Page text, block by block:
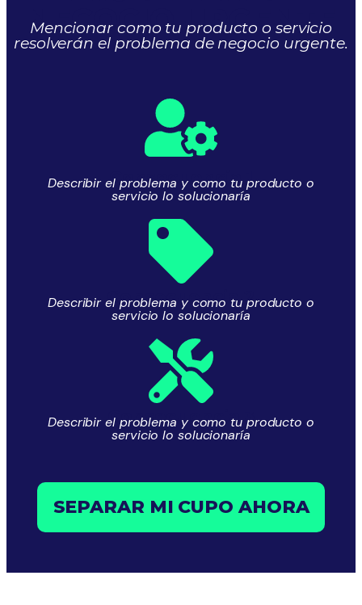
NEGOCIO URGENTE
Mencionar como tu producto o servicio
resolverán el problema de negocio urgente.
Consecuencia 1
Describir el problema y como tu producto o
servicio lo solucionaría
Consecuencia 2
Describir el problema y como tu producto o
servicio lo solucionaría
Consecuencia 3
Describir el problema y como tu producto o
servicio lo solucionaría
SEPARAR MI CUPO AHORA